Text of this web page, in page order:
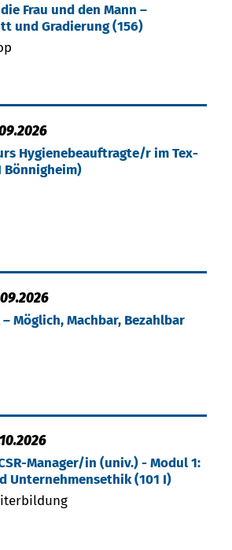
Frau und den Mann –
und Gradierung (156)
Hy­gie­ne­be­auf­trag­te/r im Tex­
Bön­nig­heim)
Möglich, Machbar, Bezahlbar
Manager/in (univ.) - Modul 1:
Unternehmensethik (101 I)